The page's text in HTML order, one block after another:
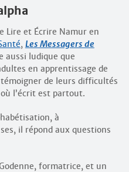
Lire et Écrire Namur en
, Les Messagers de
aussi ludique que
en apprentissage de
de leurs difficultés
l’écrit est partout.
à
il répond aux questions
formatrice, et un